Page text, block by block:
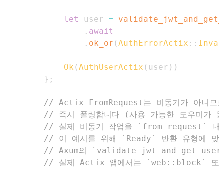
let user =
. await
. ok_or (AuthErrorActix ::
Ok (AuthUserActix ( user ) )
} ;
// Actix FromRequest는 비동기가 아니므
// 즉시 폴링합니다 (사용 가능한 도우미가
// 실제 비동기 작업을 `from_request` 내
// 이 예시를 위해 `Ready` 반환 유형에 맞
// Axum의 `validate_jwt_and_get_user`
// 실제 Actix 앱에서는 `web::block` 또